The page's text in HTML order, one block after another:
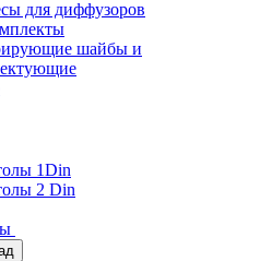
для диффузоров
шайбы и
1Din
2 Din